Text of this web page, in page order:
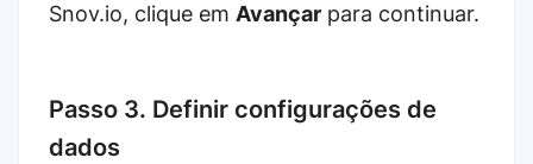
Snov.io, clique em Avançar para continuar.
Passo 3. Definir configurações de
dados